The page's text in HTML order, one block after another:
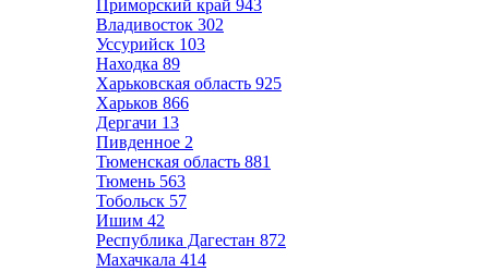
Приморский край 943
Владивосток 302
Уссурийск 103
Находка 89
Харьковская область 925
Харьков 866
Дергачи 13
Пивденное 2
Тюменская область 881
Тюмень 563
Тобольск 57
Ишим 42
Республика Дагестан 872
Махачкала 414